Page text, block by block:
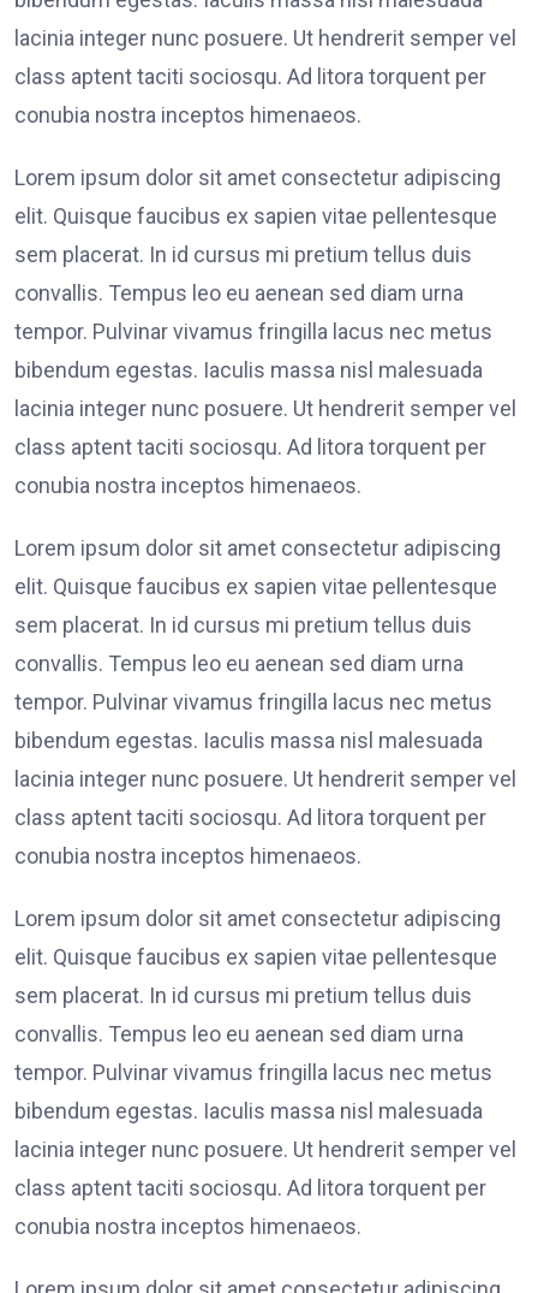
lacinia integer nunc posuere. Ut hendrerit semper vel
class aptent taciti sociosqu. Ad litora torquent per
conubia nostra inceptos himenaeos.
Lorem ipsum dolor sit amet consectetur adipiscing
elit. Quisque faucibus ex sapien vitae pellentesque
sem placerat. In id cursus mi pretium tellus duis
convallis. Tempus leo eu aenean sed diam urna
tempor. Pulvinar vivamus fringilla lacus nec metus
bibendum egestas. Iaculis massa nisl malesuada
lacinia integer nunc posuere. Ut hendrerit semper vel
class aptent taciti sociosqu. Ad litora torquent per
conubia nostra inceptos himenaeos.
Lorem ipsum dolor sit amet consectetur adipiscing
elit. Quisque faucibus ex sapien vitae pellentesque
sem placerat. In id cursus mi pretium tellus duis
convallis. Tempus leo eu aenean sed diam urna
tempor. Pulvinar vivamus fringilla lacus nec metus
bibendum egestas. Iaculis massa nisl malesuada
lacinia integer nunc posuere. Ut hendrerit semper vel
class aptent taciti sociosqu. Ad litora torquent per
conubia nostra inceptos himenaeos.
Lorem ipsum dolor sit amet consectetur adipiscing
elit. Quisque faucibus ex sapien vitae pellentesque
sem placerat. In id cursus mi pretium tellus duis
convallis. Tempus leo eu aenean sed diam urna
tempor. Pulvinar vivamus fringilla lacus nec metus
bibendum egestas. Iaculis massa nisl malesuada
lacinia integer nunc posuere. Ut hendrerit semper vel
class aptent taciti sociosqu. Ad litora torquent per
conubia nostra inceptos himenaeos.